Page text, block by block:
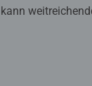
Geschichte